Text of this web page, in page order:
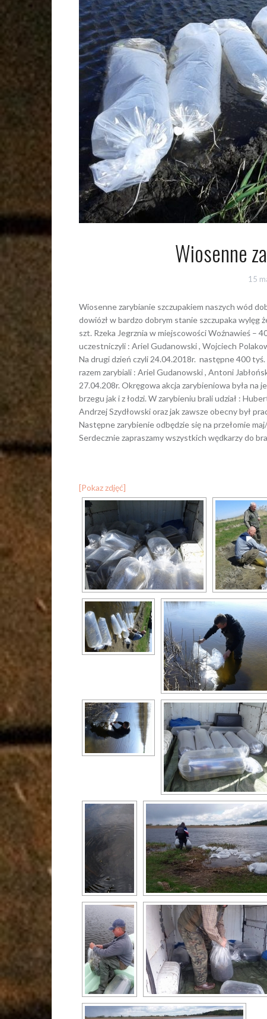
Wiosenne
15
Wiosenne zarybianie szczupakiem naszych wód
dowiózł w bardzo dobrym stanie szczupaka wylęg
szt. Rzeka Jegrznia w miejscowości Woźnawieś –
uczestniczyli : Ariel Gudanowski , Wojciech
Na drugi dzień czyli 24.04.2018r. następne 400
razem zarybiali : Ariel Gudanowski , Antoni
27.04.208r. Okręgowa akcja zarybieniowa była na
brzegu jak i z łodzi. W zarybieniu brali udział :
Andrzej Szydłowski oraz jak zawsze obecny był
Następne zarybienie odbędzie się na przełomie
Serdecznie zapraszamy wszystkich wędkarzy do
[Pokaz zdjęć]